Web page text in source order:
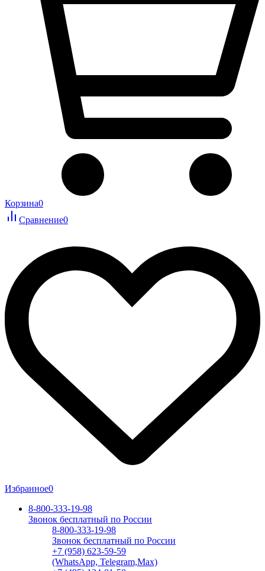
Корзина0
Сравнение0
Избранное0
8-800-333-19-98
Звонок бесплатный по России
8-800-333-19-98
Звонок бесплатный по России
+7 (958) 623-59-59
(WhatsApp, Telegram,Max)